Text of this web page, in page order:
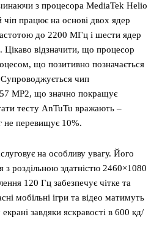
з процесора MediaTek Helio
працює на основі двох ядер
до 2200 МГц і шести ядер
відзначити, що процесор
що позитивно позначається
чип
MP2, що значно покращує
тесту AnTuTu вражають –
не перевищує 10%.
на особливу увагу. Його
роздільною здатністю 2460×1080
120 Гц забезпечує чітке та
мобільні ігри та відео матимуть
завдяки яскравості в 600 кд/